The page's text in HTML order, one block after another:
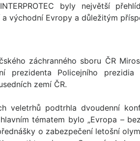
byly největší
východní Evropy a důležitým
záchranného sboru ČR
prezidenta Policejního
zemí ČR.
veletrhů podtrhla dvoudenní
tématem bylo „Evropa –
o zabezpečení letošní